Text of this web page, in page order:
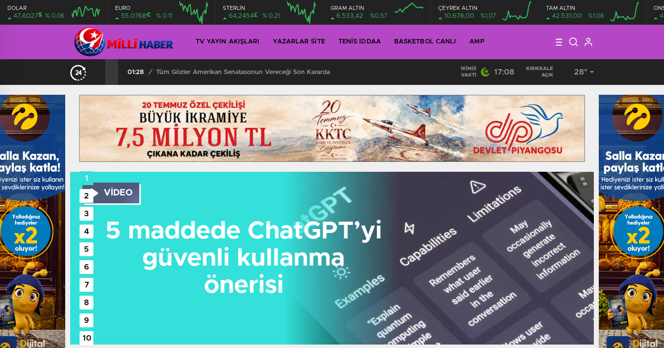
DOLAR
47,6027$ % 0.06
EURO
55,0768€ % 0.11
STERLİN
64,2454£ % 0.21
GRAM ALTIN
6.533,42 %0,57
ÇEYREK ALTIN
10.678,00 %1,07
TAM ALTIN
42.531,00 %1,08
TV YAYIN AKIŞLARI YAZARLAR SITE TENIS İDDAA BASKETBOL CANLI AMP
01:28 / Tüm Gözler Amerikan Senatasonun Vereceği Son Kararda 01:27 / Cumhurbaşkanı’ndan savunma sanayiye büyük övgü!
İKINDI
VAKTI
17:08
KIRIKKALE
AÇIK
28°
5 maddede ChatGPT’yi
güvenli kullanma
önerisi
VİDEO